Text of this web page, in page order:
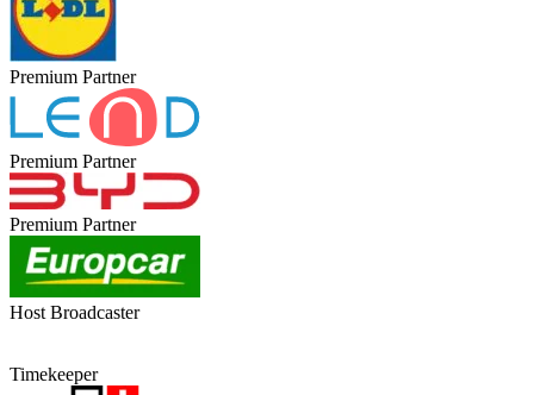
Premium Partner
Premium Partner
Premium Partner
Host Broadcaster
Timekeeper